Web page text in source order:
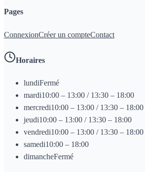
Pages
ConnexionCréer un compteContact
Horaires
lundiFermé
mardi10:00 – 13:00 / 13:30 – 18:00
mercredi10:00 – 13:00 / 13:30 – 18:00
jeudi10:00 – 13:00 / 13:30 – 18:00
vendredi10:00 – 13:00 / 13:30 – 18:00
samedi10:00 – 18:00
dimancheFermé